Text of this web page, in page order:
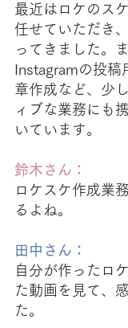
最近はロケのス
任せていただき
ってきました。
Instagramの投稿
章作成など、少
ィブな業務にも
いています。
鈴木さん：
ロケスケ作成業
るよね。
田中さん：
自分が作ったロ
た動画を見て、
た。